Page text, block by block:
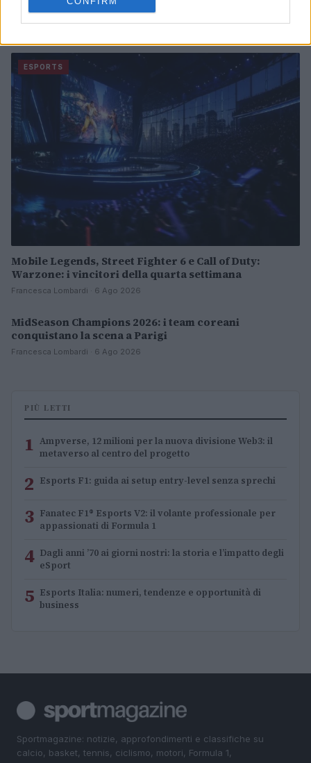
ESL Challenger League: tutto quello che c’è da sapere
sulla partita tra MOUZ NXT e Misa Esports
ESPORTS
Mobile Legends, Street Fighter 6 e Call of Duty:
Warzone: i vincitori della quarta settimana
Francesca Lombardi · 6 Ago 2026
ESPORTS
MidSeason Champions 2026: i team coreani
conquistano la scena a Parigi
Francesca Lombardi · 6 Ago 2026
PIÙ LETTI
1 Ampverse, 12 milioni per la nuova divisione Web3: il
metaverso al centro del progetto
2 Esports F1: guida ai setup entry-level senza sprechi
3 Fanatec F1® Esports V2: il volante professionale per
appassionati di Formula 1
4 Dagli anni ’70 ai giorni nostri: la storia e l’impatto degli
eSport
5 Esports Italia: numeri, tendenze e opportunità di
business
Sportmagazine: notizie, approfondimenti e classifiche su
calcio, basket, tennis, ciclismo, motori, Formula 1,